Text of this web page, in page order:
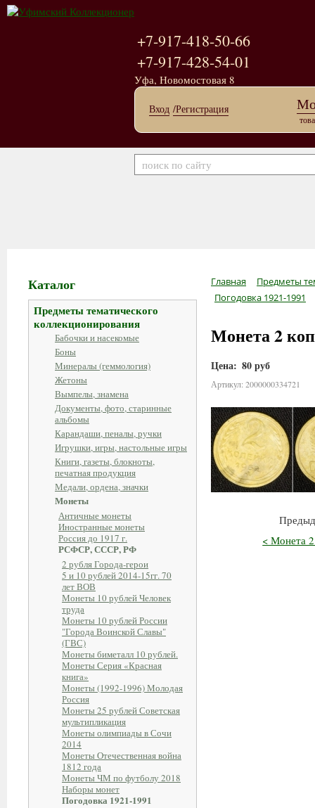
+7-917-418-50-66
+7-917-428-54-01
Уфа, Новомостовая 8
Вход /Регистрация
Каталог
Предметы тематического
коллекционирования
Бабочки и насекомые
Боны
Минералы (геммология)
Жетоны
Вымпелы, знамена
Документы, фото, старинные
альбомы
Карандаши, пеналы, ручки
Игрушки, игры, настольные игры
Книги, газеты, блокноты,
печатная продукция
Медали, ордена, значки
Монеты
Античные монеты
Иностранные монеты
Россия до 1917 г.
РСФСР, СССР, РФ
2 рубля Города-герои
5 и 10 рублей 2014-15гг. 70
лет ВОВ
Монеты 10 рублей Человек
труда
Монеты 10 рублей России
"Города Воинской Славы"
(ГВС)
Монеты биметалл 10 рублей.
Монеты Серия «Красная
книга»
Монеты (1992-1996) Молодая
Россия
Монеты 25 рублей Советская
мультипликация
Монеты олимпиады в Сочи
2014
Монеты Отечественная война
1812 года
Монеты ЧМ по футболу 2018
Наборы монет
Погодовка 1921-1991
Главная
Предметы
Погодовка 1921-1991
Монета 2
Цена: 80 руб
Артикул: 2000000334721
< Монета